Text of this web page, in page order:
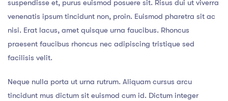
suspendisse et, purus euismod posuere sit. Risus dui ut viverra
venenatis ipsum tincidunt non, proin. Euismod pharetra sit ac
nisi. Erat lacus, amet quisque urna faucibus. Rhoncus
praesent faucibus rhoncus nec adipiscing tristique sed
facilisis velit.
Neque nulla porta ut urna rutrum. Aliquam cursus arcu
tincidunt mus dictum sit euismod cum id. Dictum integer